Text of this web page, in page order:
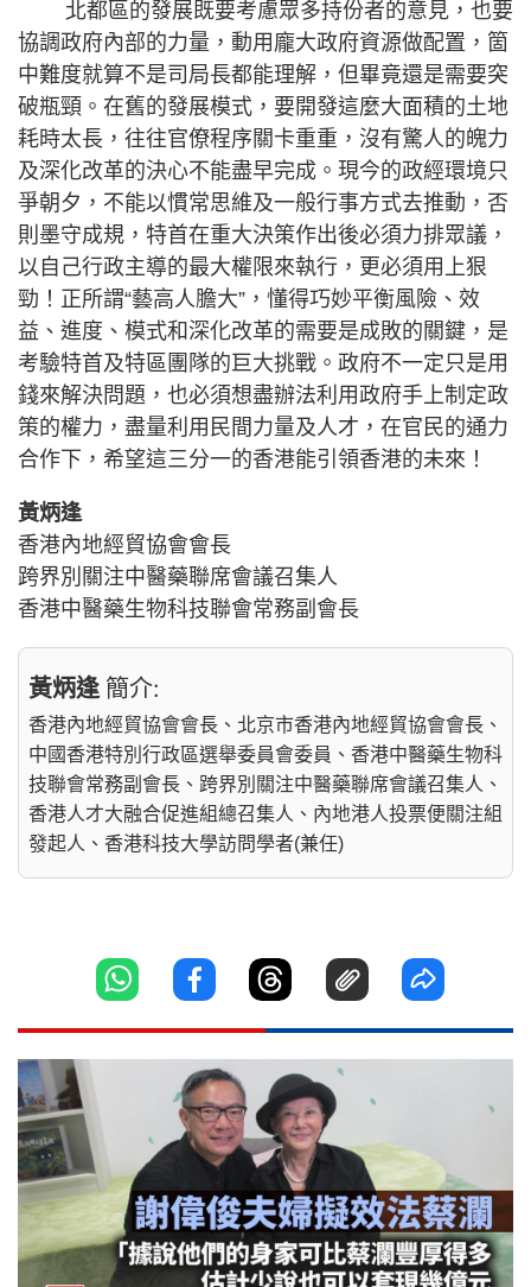
北都區的發展既要考慮眾多持份者的意見，也要
協調政府內部的力量，動用龐大政府資源做配置，箇
中難度就算不是司局長都能理解，但畢竟還是需要突
破瓶頸。在舊的發展模式，要開發這麼大面積的土地
耗時太長，往往官僚程序關卡重重，沒有驚人的魄力
及深化改革的決心不能盡早完成。現今的政經環境只
爭朝夕，不能以慣常思維及一般行事方式去推動，否
則墨守成規，特首在重大決策作出後必須力排眾議，
以自己行政主導的最大權限來執行，更必須用上狠
勁！正所謂“藝高人膽大”，懂得巧妙平衡風險、效
益、進度、模式和深化改革的需要是成敗的關鍵，是
考驗特首及特區團隊的巨大挑戰。政府不一定只是用
錢來解決問題，也必須想盡辦法利用政府手上制定政
策的權力，盡量利用民間力量及人才，在官民的通力
合作下，希望這三分一的香港能引領香港的未來！
黃炳逢
香港內地經貿協會會長
跨界別關注中醫藥聯席會議召集人
香港中醫藥生物科技聯會常務副會長
黃炳逢 簡介:
香港內地經貿協會會長、北京市香港內地經貿協會會長、
中國香港特別行政區選舉委員會委員、香港中醫藥生物科
技聯會常務副會長、跨界別關注中醫藥聯席會議召集人、
香港人才大融合促進組總召集人、內地港人投票便關注組
發起人、香港科技大學訪問學者(兼任)